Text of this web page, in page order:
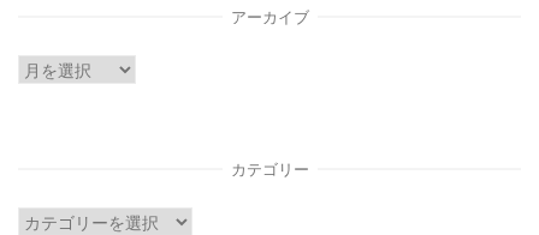
アーカイブ
ア
カテゴリー
カ